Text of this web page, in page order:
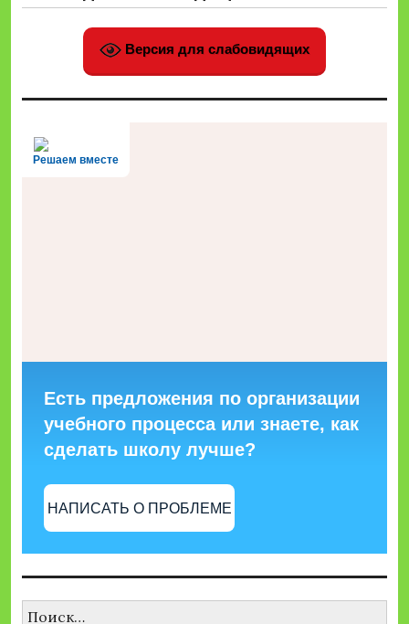
Версия для слабовидящих
Решаем вместе
Есть предложения по организации
учебного процесса или знаете, как
сделать школу лучше?
НАПИСАТЬ О ПРОБЛЕМЕ